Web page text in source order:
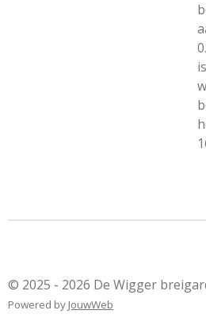
© 2025 - 2026 De Wigger
Powered by JouwWeb